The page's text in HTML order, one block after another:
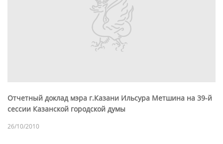
Отчетный доклад мэра г.Казани Ильсура Метшина на 39-й
сессии Казанской городской думы
26/10/2010